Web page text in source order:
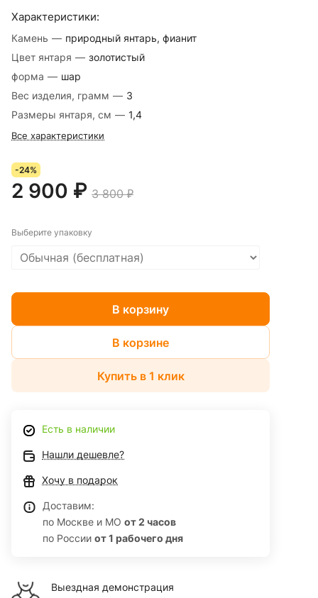
Характеристики:
Камень — природный янтарь, фианит
Цвет янтаря — золотистый
форма — шар
Вес изделия, грамм — 3
Размеры янтаря, см — 1,4
Все характеристики
-24%
2 900 ₽ 3 800 ₽
Выберите упаковку
В корзину
В корзине
Купить в 1 клик
Есть в наличии
Нашли дешевле?
Хочу в подарок
Доставим:
по Москве и МО от 2 часов
по России от 1 рабочего дня
Выездная демонстрация